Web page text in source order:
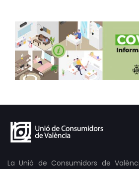
La Unió de Consumidors de